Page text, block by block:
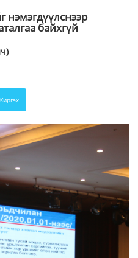
нэмэгдүүлснээр
байхгүй